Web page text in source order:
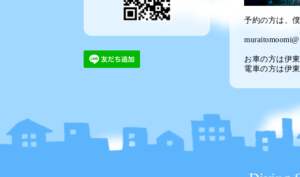
予約の方は、
お車の方は伊
電車の方は伊